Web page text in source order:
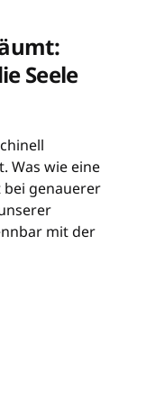
Seele
Was wie eine
genauerer
mit der